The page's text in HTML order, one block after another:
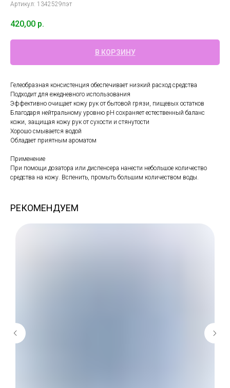
Артикул: 1342529пэт
420,00 р.
В КОРЗИНУ
Гелеобразная консистенция обеспечивает низкий расход средства
Подходит для ежедневного использования
Эффективно очищает кожу рук от бытовой грязи, пищевых остатков
Благодаря нейтральному уровню рН сохраняет естественный баланс
кожи, защищая кожу рук от сухости и стянутости
Хорошо смывается водой
Обладает приятным ароматом
Применение
При помощи дозатора или диспенсера нанести небольшое количество
средства на кожу. Вспенить, промыть большим количеством воды.
РЕКОМЕНДУЕМ